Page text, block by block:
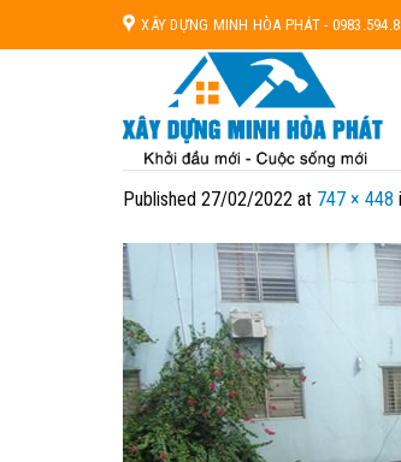
to
XÂY DỰNG MINH HÒA PHÁT -
Published 27/02/2022 at 747 × 448